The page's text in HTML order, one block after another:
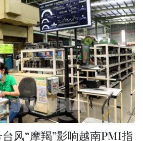
风“摩羯”影响越南PMI指